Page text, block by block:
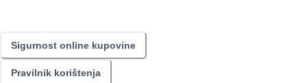
Sigurnost online kupovine
Pravilnik korištenja